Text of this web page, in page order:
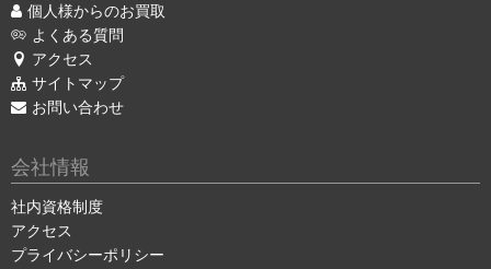
個人様からのお買取
よくある質問
アクセス
サイトマップ
お問い合わせ
会社情報
社内資格制度
アクセス
プライバシーポリシー